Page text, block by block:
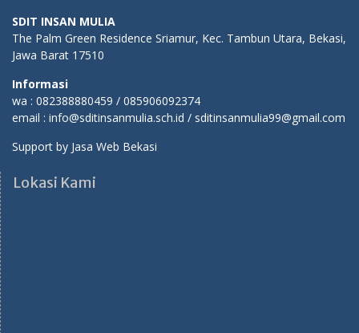
SDIT INSAN MULIA
The Palm Green Residence Sriamur, Kec. Tambun Utara, Bekasi,
Jawa Barat 17510
Informasi
wa : 082388880459 / 085906092374
email : info@sditinsanmulia.sch.id / sditinsanmulia99@gmail.com
Support by Jasa Web Bekasi
Lokasi Kami